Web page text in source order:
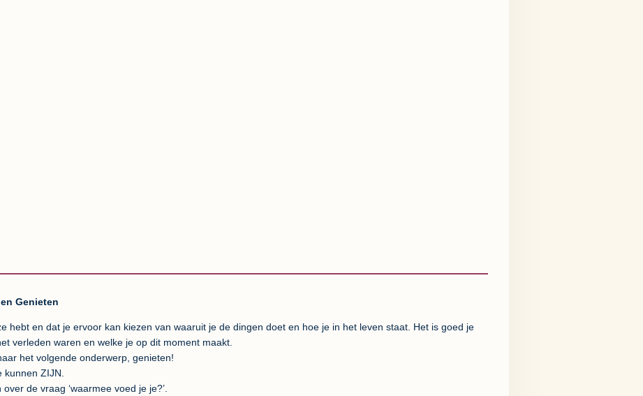
Genieten
hebt en dat je ervoor kan kiezen van waaruit je de dingen doet en hoe je in het leven staat. Het is goed je
verleden waren en welke je op dit moment maakt.
het volgende onderwerp, genieten!
ZIJN.
de vraag ‘waarmee voed je je?’.